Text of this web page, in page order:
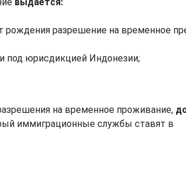
рождения разрешение на временное
под юрисдикцией Индонезии;
на временное проживание,
иммиграционные службы ставят в